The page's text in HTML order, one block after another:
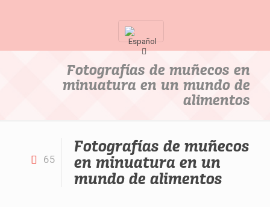
Fotografías de muñecos en
minuatura en un mundo de
alimentos
65
Fotografías de muñecos
en minuatura en un
mundo de alimentos